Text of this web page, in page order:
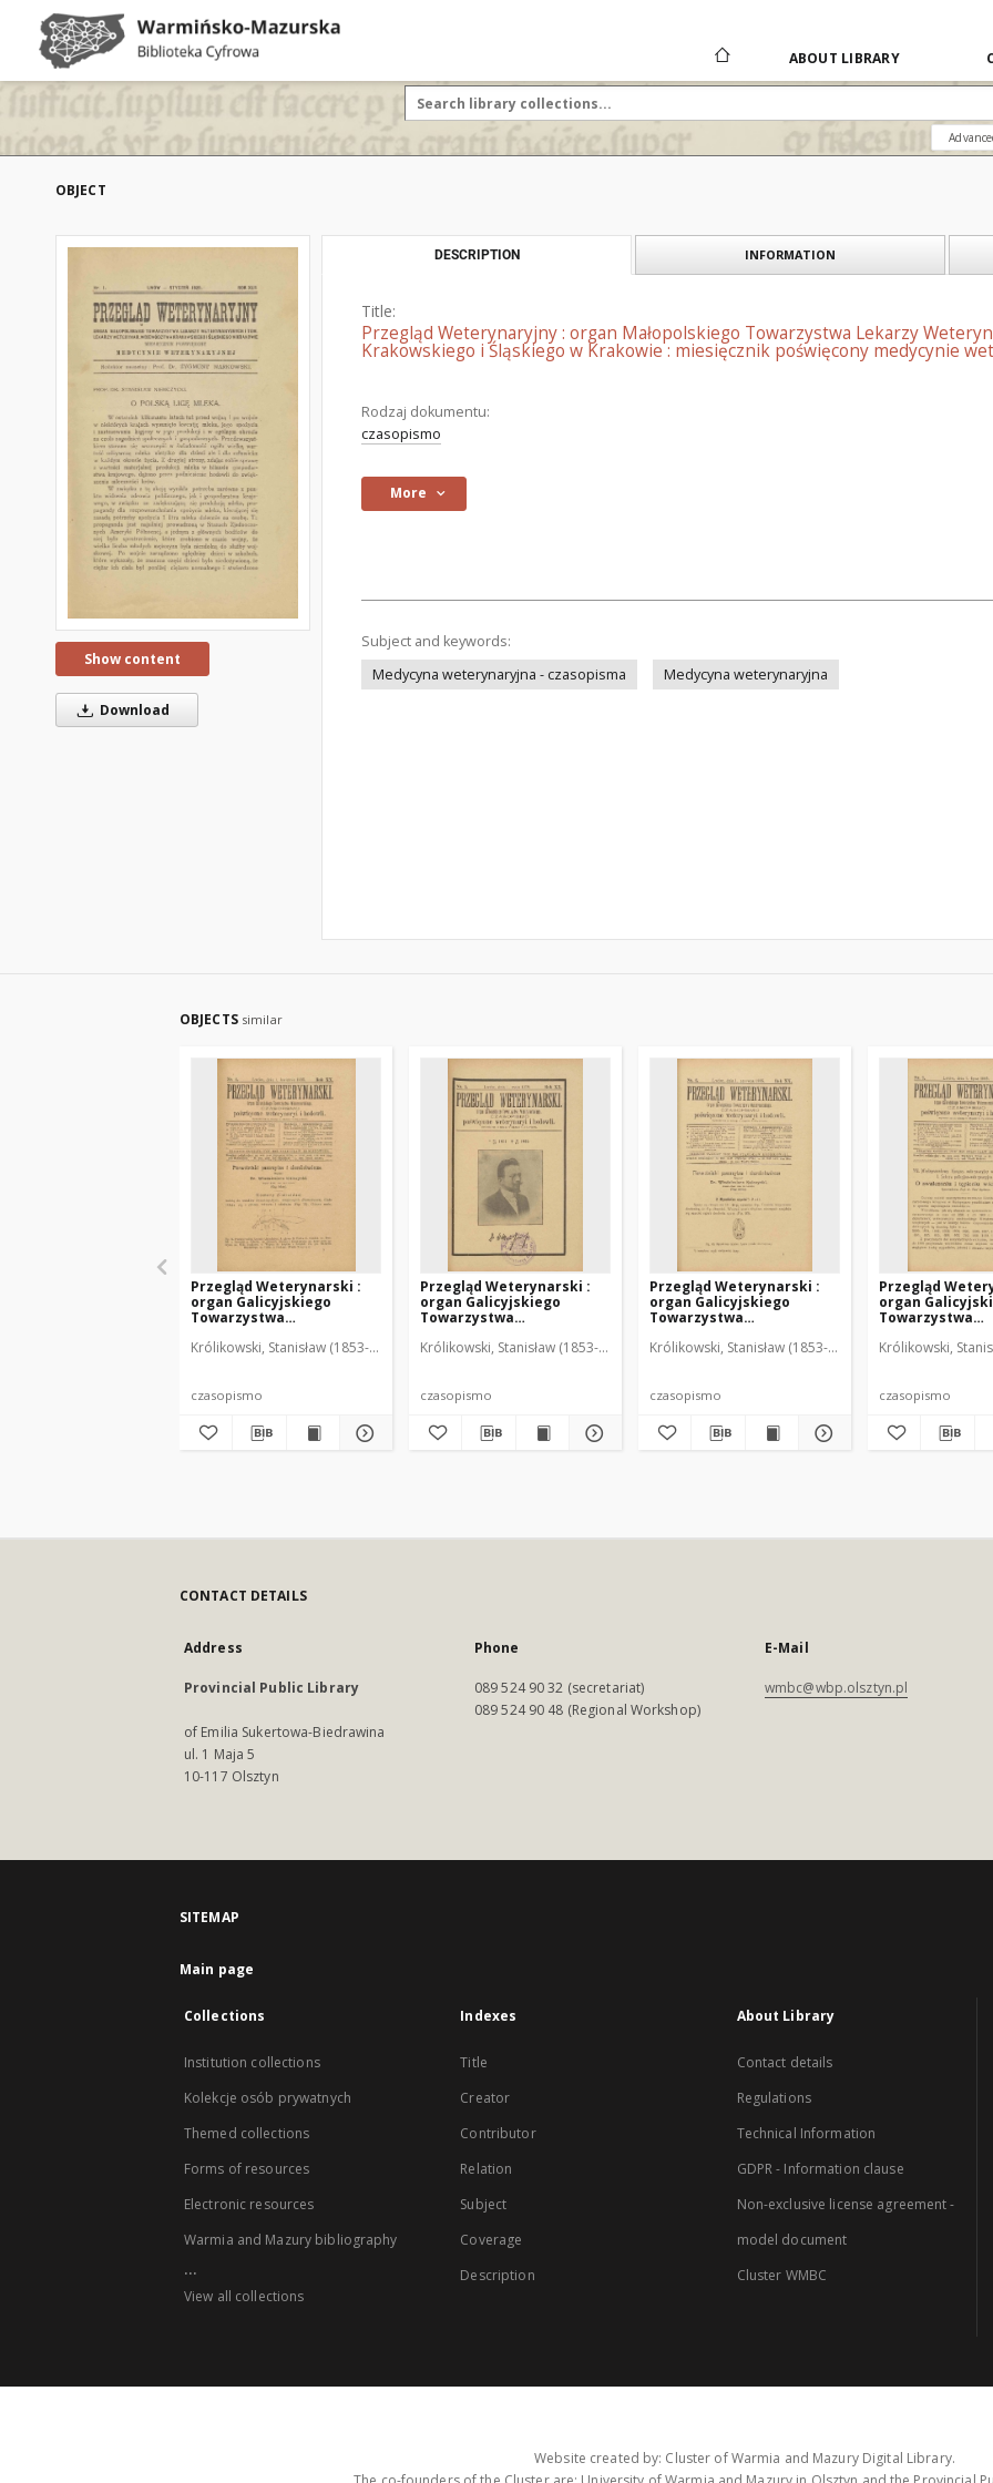
ABOUT LIBRARY
OBJECT
Show content
Download
DESCRIPTION INFORMATION
Title:
Przegląd Weterynaryjny : organ Małopolskiego Towarzystwa Lekarzy
Krakowskiego i Śląskiego w Krakowie : miesięcznik poświęcony medycynie
Rodzaj dokumentu:
czasopismo
More
Subject and keywords:
Medycyna weterynaryjna - czasopisma
Medycyna weterynaryjna
OBJECTS similar
Przegląd Weterynarski :
organ Galicyjskiego
Towarzystwa
czasopismo poświęcone
Królikowski, Stanisław (1853-1924). Red.
czasopismo
Przegląd Weterynarski :
organ Galicyjskiego
Towarzystwa
czasopismo poświęcone
Królikowski, Stanisław (1853-1924). Red.
czasopismo
Przegląd Weterynarski :
organ Galicyjskiego
Towarzystwa
czasopismo poświęcone
Królikowski, Stanisław (1853-1924). Red.
czasopismo
Przegląd
organ
Towarzystwa
czasopismo
Królikowski,
czasopismo
CONTACT DETAILS
Address
Provincial Public Library
of Emilia Sukertowa-Biedrawina
ul. 1 Maja 5
10-117 Olsztyn
Phone
089 524 90 32 (secretariat)
089 524 90 48 (Regional Workshop)
E-Mail
wmbc@wbp.olsztyn.pl
SITEMAP
Main page
Collections
Institution collections
Kolekcje osób prywatnych
Themed collections
Forms of resources
Electronic resources
Warmia and Mazury bibliography
...
View all collections
Indexes
Title
Creator
Contributor
Relation
Subject
Coverage
Description
About Library
Contact details
Regulations
Technical Information
GDPR - Information clause
Non-exclusive license agreement -
model document
Cluster WMBC
Website created by: Cluster of Warmia and Mazury Digital Library.